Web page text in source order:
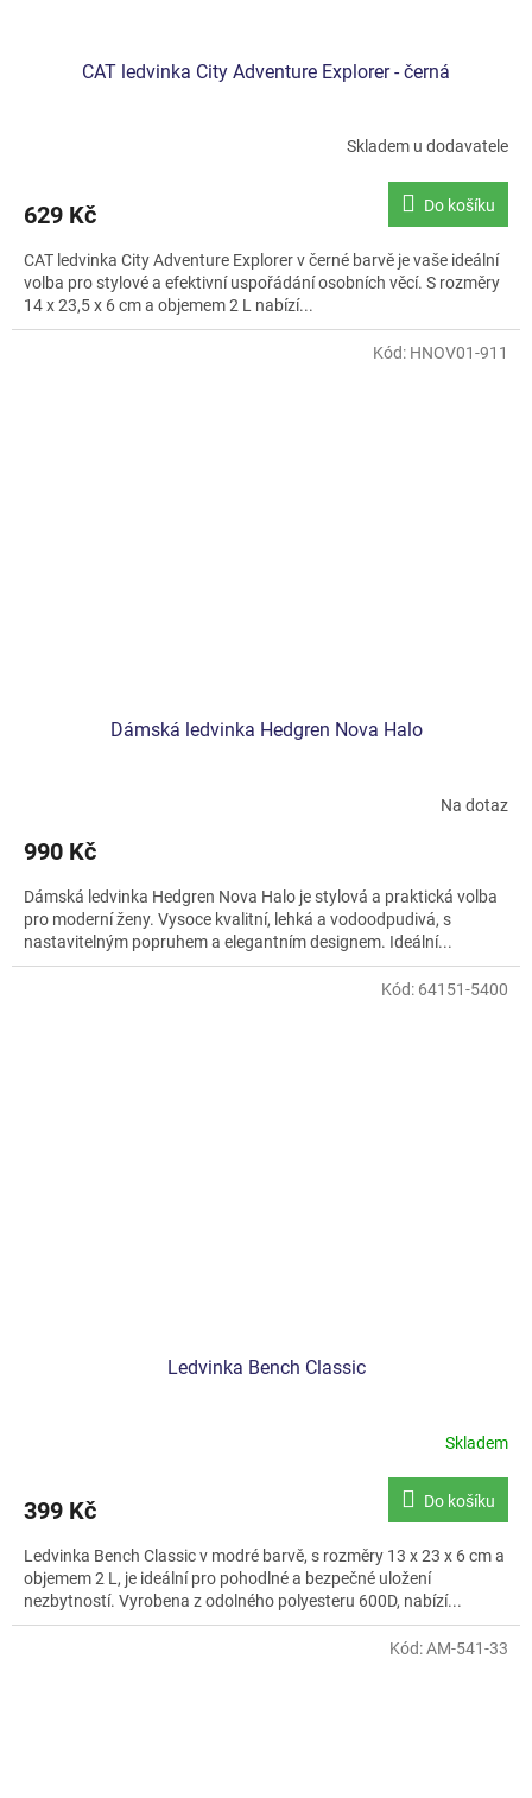
CAT ledvinka City Adventure Explorer - černá
Skladem u dodavatele
629 Kč Do košíku
CAT ledvinka City Adventure Explorer v černé barvě je vaše ideální
volba pro stylové a efektivní uspořádání osobních věcí. S rozměry
14 x 23,5 x 6 cm a objemem 2 L nabízí...
Dámská ledvinka Hedgren Nova Halo
Na dotaz
990 Kč
Dámská ledvinka Hedgren Nova Halo je stylová a praktická volba
pro moderní ženy. Vysoce kvalitní, lehká a vodoodpudivá, s
nastavitelným popruhem a elegantním designem. Ideální...
Kód: HNOV01-911
Ledvinka Bench Classic
Skladem
399 Kč Do košíku
Ledvinka Bench Classic v modré barvě, s rozměry 13 x 23 x 6 cm a
objemem 2 L, je ideální pro pohodlné a bezpečné uložení
nezbytností. Vyrobena z odolného polyesteru 600D, nabízí...
Kód: 64151-5400
Kód:AM-541-33